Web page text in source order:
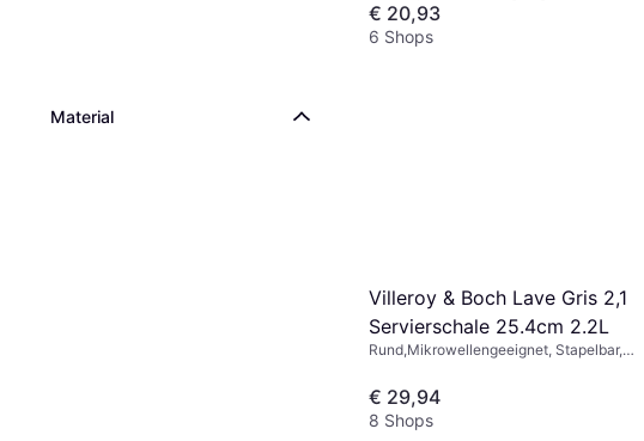
Material
Stapelbar, Mikrowellengeeignet,
Porzellan, Knochenporzellan, Weiß
€ 20,93
6 Shops
Villeroy & Boch Lave Gris 2,1
Servierschale 25.4cm 2.2L
Rund,Mikrowellengeeignet, Stapelbar,
Steingut, Grau
€ 29,94
8 Shops